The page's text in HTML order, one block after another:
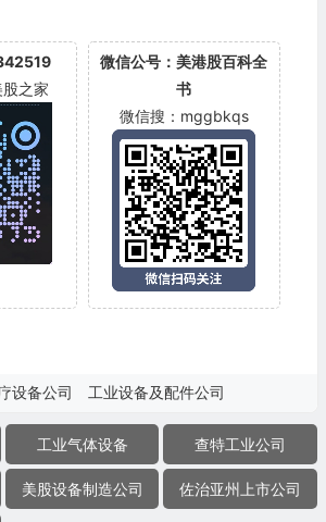
之家
微信公号：美港股百科全
书
微信搜：mggbkqs
设备公司 工业设备及配件公司
工业气体设备 查特工业公司
美股设备制造公司 佐治亚州上市公司